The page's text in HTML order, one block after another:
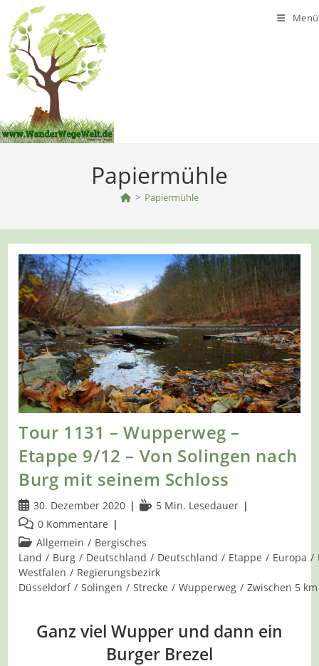
Inhalt
springen
Menü
Papiermühle
> Papiermühle
Tour 1131 – Wupperweg –
Etappe 9/12 – Von Solingen nach
Burg mit seinem Schloss
Beitrag
veröffentlicht:
30. Dezember 2020 Lesedauer:
5 Min. Lesedauer
Beitrags-
Kommentare:
0 Kommentare
Beitrags-
Kategorie:
Allgemein / Bergisches
Land / Burg / Deutschland / Deutschland / Etappe / Europa /
Westfalen / Regierungsbezirk
Düsseldorf / Solingen / Strecke / Wupperweg / Zwischen 5
Ganz viel Wupper und dann ein
Burger Brezel